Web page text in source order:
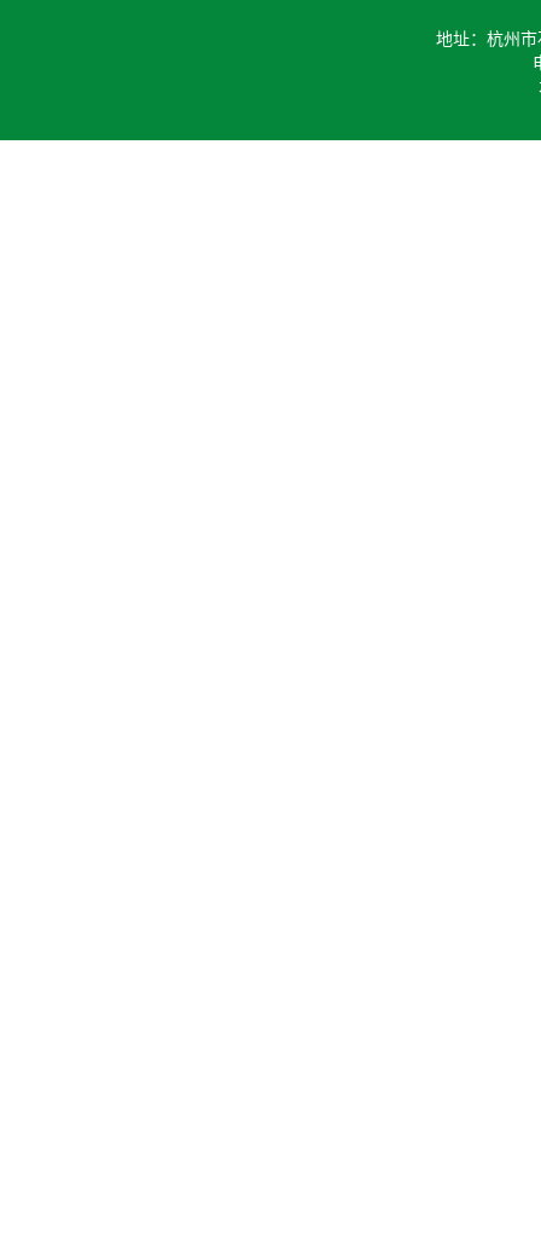
地址：杭州